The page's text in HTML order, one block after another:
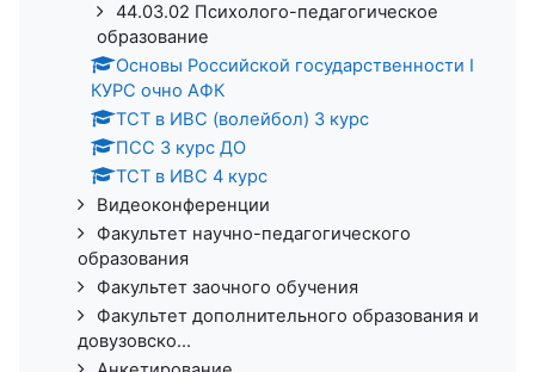
44.03.02 Психолого-педагогическое
образование
Основы Российской государственности I
КУРС очно АФК
ТСТ в ИВС (волейбол) 3 курс
ПСС 3 курс ДО
ТСТ в ИВС 4 курс
Видеоконференции
Факультет научно-педагогического
образования
Факультет заочного обучения
Факультет дополнительного образования и
довузовско...